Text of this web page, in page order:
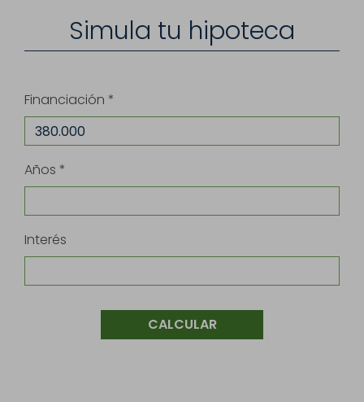
Simula tu hipoteca
Financiación *
Años *
Interés
CALCULAR